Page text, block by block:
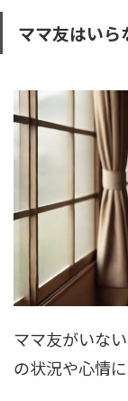
ママ友はいら
ママ友がいな
の状況や心情